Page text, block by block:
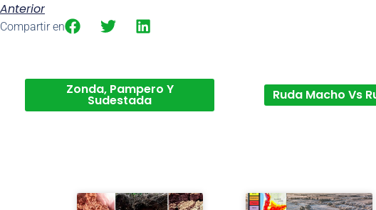
Anterior
Compartir en
Zonda, Pampero Y
Sudestada Ruda Macho Vs